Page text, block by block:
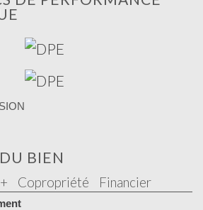
BIEN
Copropriété Financier